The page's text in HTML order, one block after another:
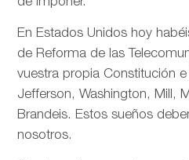
En Estados Unidos hoy
de Reforma de las
vuestra propia Constitución
Jefferson, Washington, Mill,
Brandeis. Estos sueños
nosotros.